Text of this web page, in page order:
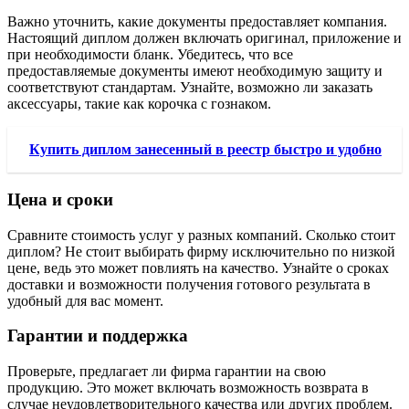
Важно уточнить, какие документы предоставляет компания.
Настоящий диплом должен включать оригинал, приложение и
при необходимости бланк. Убедитесь, что все
предоставляемые документы имеют необходимую защиту и
соответствуют стандартам. Узнайте, возможно ли заказать
аксессуары, такие как корочка с гознаком.
Купить диплом занесенный в реестр быстро и удобно
Цена и сроки
Сравните стоимость услуг у разных компаний. Сколько стоит
диплом? Не стоит выбирать фирму исключительно по низкой
цене, ведь это может повлиять на качество. Узнайте о сроках
доставки и возможности получения готового результата в
удобный для вас момент.
Гарантии и поддержка
Проверьте, предлагает ли фирма гарантии на свою
продукцию. Это может включать возможность возврата в
случае неудовлетворительного качества или других проблем.